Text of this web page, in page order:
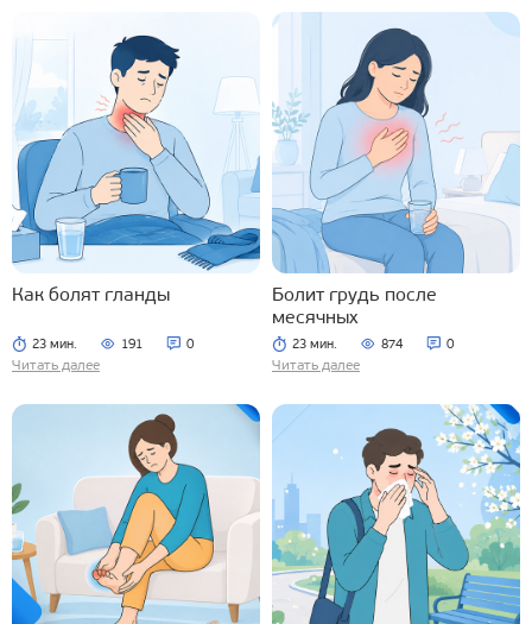
Как болят гланды
23 мин. 191 0
Читать далее
Болит грудь после
месячных
23 мин. 874 0
Читать далее